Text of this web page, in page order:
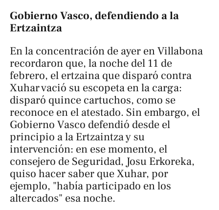
Gobierno Vasco, defendiendo a la
Ertzaintza
En la concentración de ayer en Villabona
recordaron que, la noche del 11 de
febrero, el ertzaina que disparó contra
Xuhar vació su escopeta en la carga:
disparó quince cartuchos, como se
reconoce en el atestado. Sin embargo, el
Gobierno Vasco defendió desde el
principio a la Ertzaintza y su
intervención: en ese momento, el
consejero de Seguridad, Josu Erkoreka,
quiso hacer saber que Xuhar, por
ejemplo, "había participado en los
altercados" esa noche.